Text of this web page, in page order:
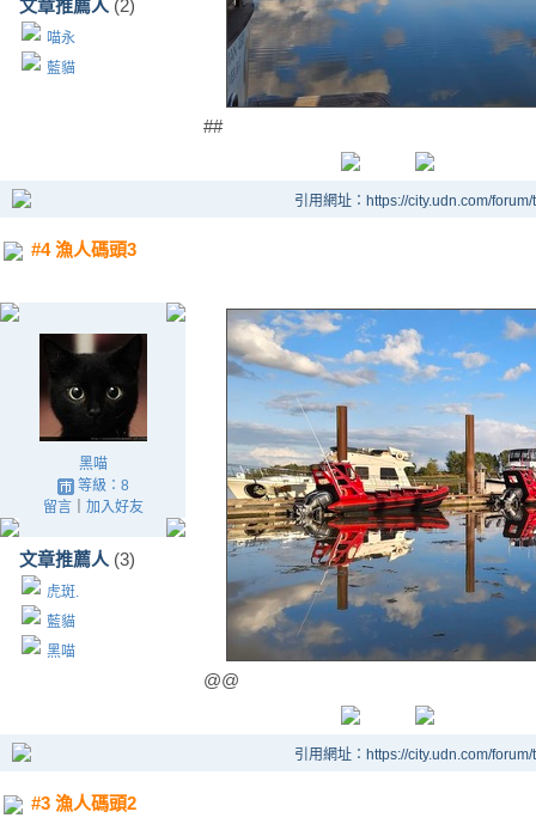
文章推薦人 (2)
喵永
藍貓
##
引用網址：https://city.udn.com/
#4 漁人碼頭3
黑喵
等級：8
留言｜ 加入好友
文章推薦人 (3)
虎斑.
藍貓
黑喵
@@
引用網址：https://city.udn.com/
#3 漁人碼頭2